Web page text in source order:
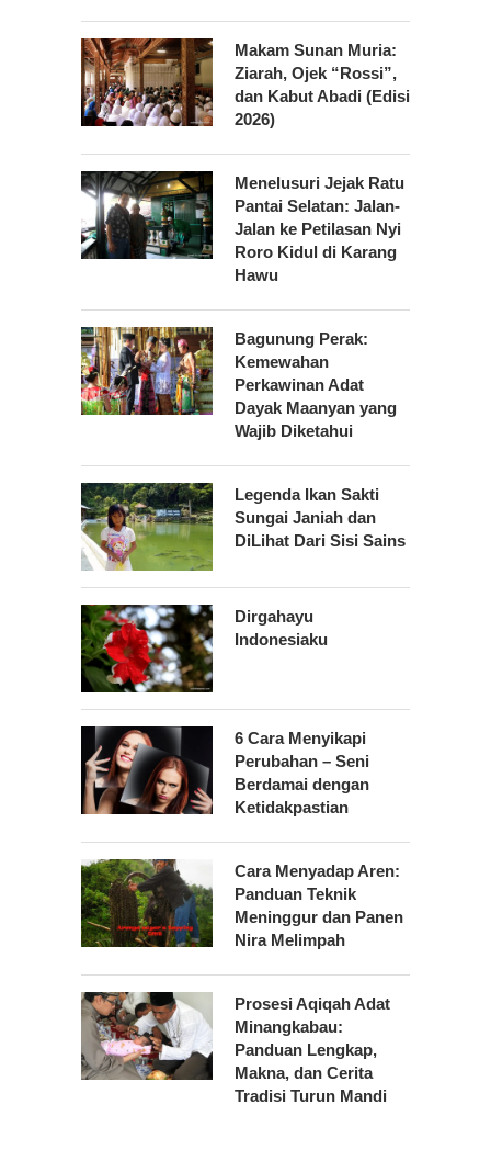
Makam Sunan Muria:
Ziarah, Ojek “Rossi”,
dan Kabut Abadi (Edisi
2026)
Menelusuri Jejak Ratu
Pantai Selatan: Jalan-
Jalan ke Petilasan Nyi
Roro Kidul di Karang
Hawu
Bagunung Perak:
Kemewahan
Perkawinan Adat
Dayak Maanyan yang
Wajib Diketahui
Legenda Ikan Sakti
Sungai Janiah dan
DiLihat Dari Sisi Sains
Dirgahayu
Indonesiaku
6 Cara Menyikapi
Perubahan – Seni
Berdamai dengan
Ketidakpastian
Cara Menyadap Aren:
Panduan Teknik
Meninggur dan Panen
Nira Melimpah
Prosesi Aqiqah Adat
Minangkabau:
Panduan Lengkap,
Makna, dan Cerita
Tradisi Turun Mandi